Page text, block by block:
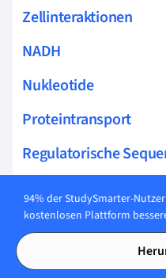
Zellinteraktionen
NADH
Nukleotide
Proteintransport
Regulatorische
Enzymaktivitäten
Protein Mutationen
94% der StudySmarter-
kostenlosen Plattform